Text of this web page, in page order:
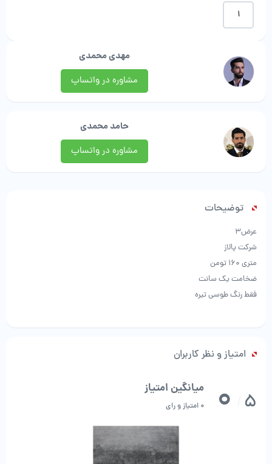
موکت
کارکرده
عدد
مهدی محمدی
مشاوره در واتساپ
حامد محمدی
مشاوره در واتساپ
توضیحات
عرض۳
شرکت پالاز
متری ۱۶۰ تومن
ضخامت یک سانت
فقط رنگ طوسی تیره
امتیاز و نظر کاربران
5
0 میانگین امتیاز
0 امتیاز و رای